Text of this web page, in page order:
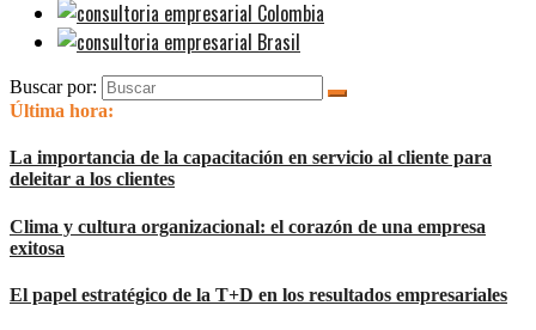
Buscar por:
Última hora:
La importancia de la capacitación en servicio al cliente para
deleitar a los clientes
Clima y cultura organizacional: el corazón de una empresa
exitosa
El papel estratégico de la T+D en los resultados empresariales